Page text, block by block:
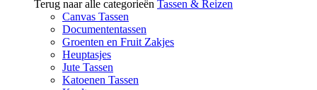
Terug naar alle categorieën Tassen & Reizen
Canvas Tassen
Documententassen
Groenten en Fruit Zakjes
Heuptasjes
Jute Tassen
Katoenen Tassen